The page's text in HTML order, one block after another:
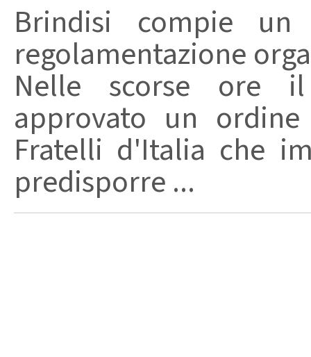
Brindisi compie
regolamentazione
Nelle scorse ore
approvato un
Fratelli d'Italia che
predisporre ...